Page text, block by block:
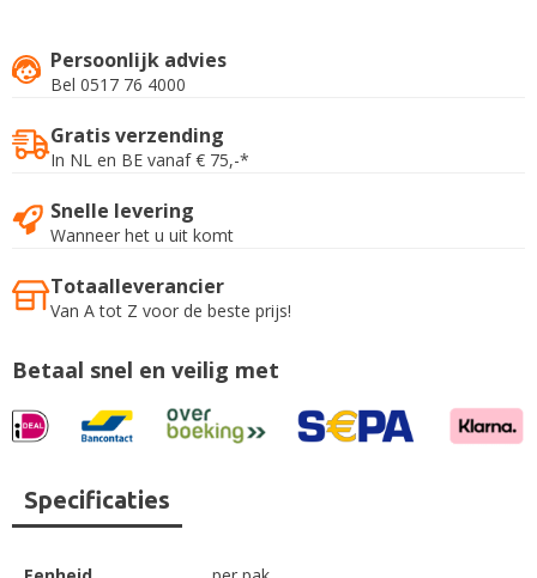
Persoonlijk advies
Bel 0517 76 4000
Gratis verzending
In NL en BE vanaf € 75,-*
Snelle levering
Wanneer het u uit komt
Totaalleverancier
Van A tot Z voor de beste prijs!
Betaal snel en veilig met
Specificaties